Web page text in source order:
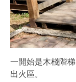
一開始是木棧階
出火區。